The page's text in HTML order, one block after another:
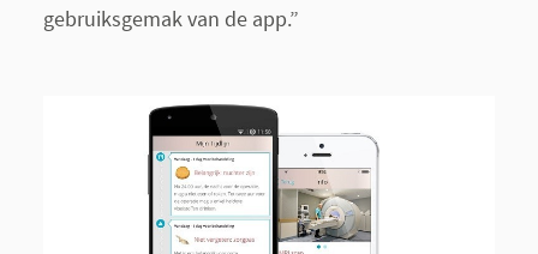
gebruiksgemak van de app.”